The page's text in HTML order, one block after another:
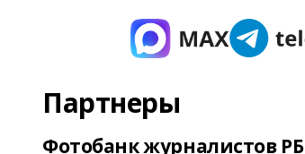
Партнеры
Фотобанк журналистов РБ